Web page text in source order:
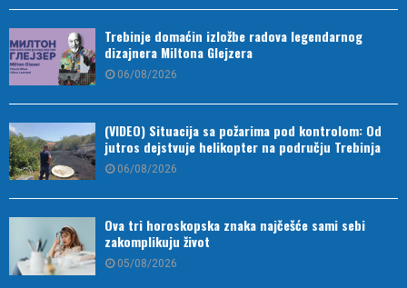
Trebinje domaćin izložbe radova legendarnog
dizajnera Miltona Glejzera
06/08/2026
(VIDEO) Situacija sa požarima pod kontrolom: Od
jutros dejstvuje helikopter na području Trebinja
06/08/2026
Ova tri horoskopska znaka najčešće sami sebi
zakomplikuju život
05/08/2026